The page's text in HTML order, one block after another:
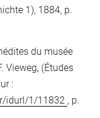
1), 1884, p.
du musée
Vieweg, (Études
:
idurl/1/11832 , p.